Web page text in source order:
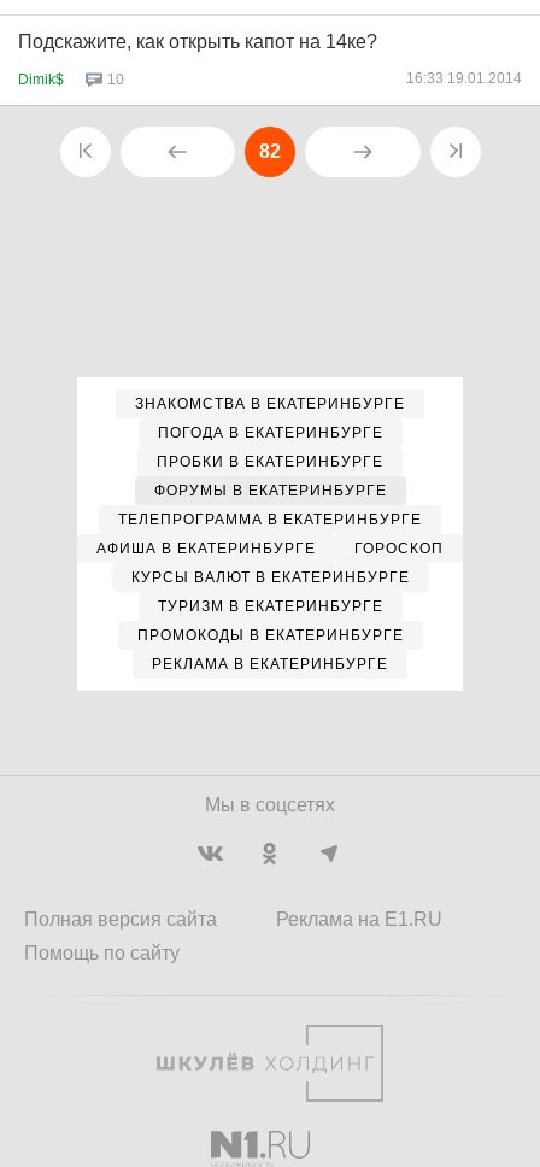
Подскажите, как открыть капот на 14ке?
Dimik$ 10 16:33 19.01.2014
82
ЗНАКОМСТВА В ЕКАТЕРИНБУРГЕ
ПОГОДА В ЕКАТЕРИНБУРГЕ
ПРОБКИ В ЕКАТЕРИНБУРГЕ
ФОРУМЫ В ЕКАТЕРИНБУРГЕ
ТЕЛЕПРОГРАММА В ЕКАТЕРИНБУРГЕ
АФИША В ЕКАТЕРИНБУРГЕ
ГОРОСКОП
КУРСЫ ВАЛЮТ В ЕКАТЕРИНБУРГЕ
ТУРИЗМ В ЕКАТЕРИНБУРГЕ
ПРОМОКОДЫ В ЕКАТЕРИНБУРГЕ
РЕКЛАМА В ЕКАТЕРИНБУРГЕ
Мы в соцсетях
Полная версия сайта
Помощь по сайту
Реклама на E1.RU